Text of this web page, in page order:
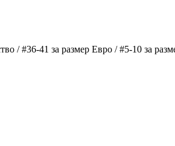
/ #36-41 за размер Евро / #5-10 за